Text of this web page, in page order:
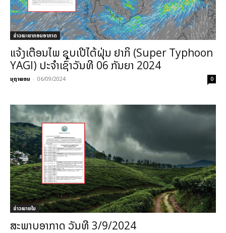
ຂ່າວພະຍາກອນອາກາດ
ແຈ້ງເຕືອນໄພ ຊຸບເປີໄຕ້ຝຸຸ່ນ ຢາກິ (Super Typhoon
YAGI) ປະຈໍາເຊົ້າວັນທີ 06 ກັນຍາ 2024
ນຸຖາພອນ - 06/09/2024 0
ຂ່າວພາຍ​ໃນ
ສະພາບອາກາດ ວັນທີ 3/9/2024